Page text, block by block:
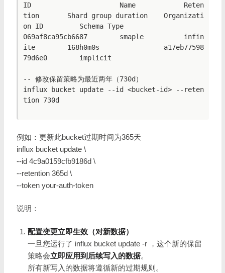
ID                      Name            Reten
tion       Shard group duration    Organizati
on ID         Schema Type
069af8ca95cb6687        smaple          infin
ite        168h0m0s                a17eb77598
79d6e0        implicit
-- 修改保留策略为最近两年（730d）
influx bucket update --id <bucket-id> --reten
tion 730d
例如：更新此bucket过期时间为365天
influx bucket update \
--id 4c9a0159cfb9186d \
--retention 365d \
--token your-auth-token
说明：
配置变更立即生效（对新数据）
一旦您运行了 influx bucket update -r ，这个新的保留
策略会立即应用到后续写入的数据。
所有新写入的数据将遵循新的过期规则。